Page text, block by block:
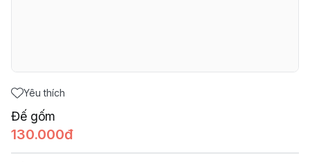
Yêu thích
Đế gốm
130.000đ